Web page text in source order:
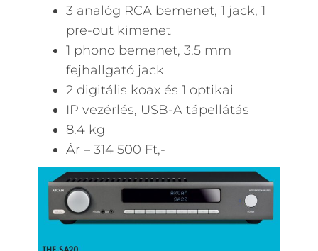
3 analóg RCA bemenet, 1 jack, 1
pre-out kimenet
1 phono bemenet, 3.5 mm
fejhallgató jack
2 digitális koax és 1 optikai
IP vezérlés, USB-A tápellátás
8.4 kg
Ár – 314 500 Ft,-